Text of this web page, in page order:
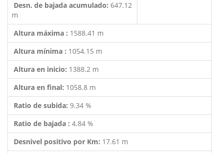
Desn. de bajada acumulado: 647.12
m
Altura máxima : 1588.41 m
Altura mínima : 1054.15 m
Altura en inicio: 1388.2 m
Altura en final: 1058.8 m
Ratio de subida: 9.34 %
Ratio de bajada : 4.84 %
Desnivel positivo por Km: 17.61 m